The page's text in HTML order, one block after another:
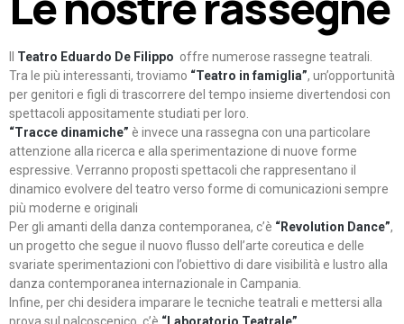
Teatro Eduardo De Filippo offre numerose rassegne teatrali.
Tra le più interessanti, troviamo “Teatro in famiglia”, un’opportunità
per genitori e figli di trascorrere del tempo insieme divertendosi con
spettacoli appositamente studiati per loro.
“Tracce dinamiche” è invece una rassegna con una particolare
attenzione alla ricerca e alla sperimentazione di nuove forme
espressive. Verranno proposti spettacoli che rappresentano il
dinamico evolvere del teatro verso forme di comunicazioni sempre
più moderne e originali
Per gli amanti della danza contemporanea, c’è “Revolution Dance”,
un progetto che segue il nuovo flusso dell’arte coreutica e delle
svariate sperimentazioni con l’obiettivo di dare visibilità e lustro alla
danza contemporanea internazionale in Campania.
Infine, per chi desidera imparare le tecniche teatrali e mettersi alla
prova sul palcoscenico, c’è “Laboratorio Teatrale”